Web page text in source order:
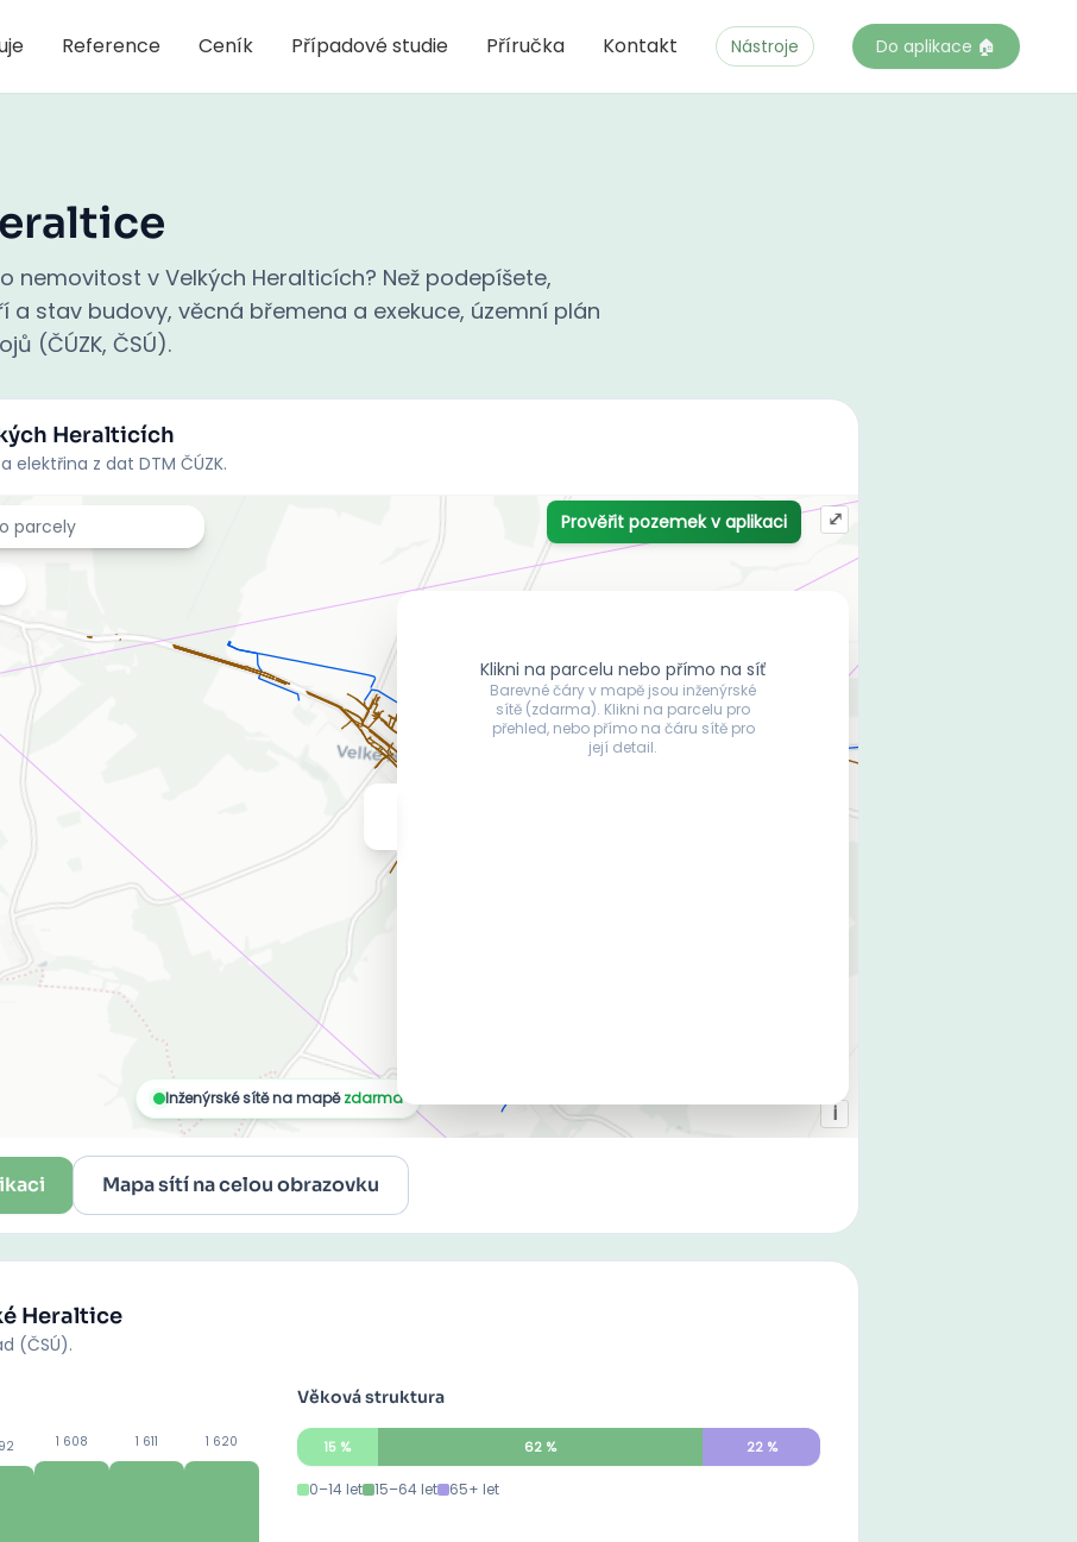
Reference Ceník Případové studie Příručka Kontakt Nástroje Do aplikace 🏠
nemovitost v Velkých Heralticích? Než podepíšete,
a stav budovy, věcná břemena a exekuce, územní plán
(ČÚZK, ČSÚ).
Heralticích
elektřina z dat DTM ČÚZK.
Mapa sítí na celou obrazovku
Heraltice
(ČSÚ).
1 608 1 611 1 620
Věková struktura
15 % 62 % 22%
0–14 let 15–64 let 65+ let